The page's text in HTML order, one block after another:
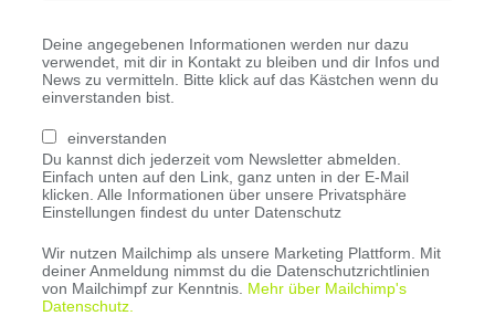
Deine angegebenen Informationen werden nur dazu
verwendet, mit dir in Kontakt zu bleiben und dir Infos und
News zu vermitteln. Bitte klick auf das Kästchen wenn du
einverstanden bist.
einverstanden
Du kannst dich jederzeit vom Newsletter abmelden.
Einfach unten auf den Link, ganz unten in der E-Mail
klicken. Alle Informationen über unsere Privatsphäre
Einstellungen findest du unter Datenschutz
Wir nutzen Mailchimp als unsere Marketing Plattform. Mit
deiner Anmeldung nimmst du die Datenschutzrichtlinien
von Mailchimpf zur Kenntnis. Mehr über Mailchimp's
Datenschutz.